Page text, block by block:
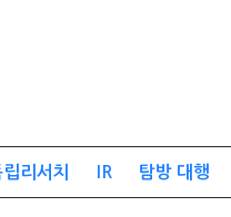
리서치 IR 탐방 대행